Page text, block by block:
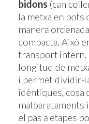
bidons (can
la metxa en pots
manera
compacta. Això
transport intern,
longitud de
i permet dividir-
idèntiques, cosa
malbarataments
el pas a etapes